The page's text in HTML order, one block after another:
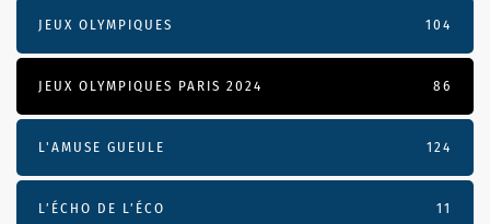
JEUX OLYMPIQUES 104
JEUX OLYMPIQUES PARIS 2024 86
L'AMUSE GUEULE 124
L’ÉCHO DE L’ÉCO 11